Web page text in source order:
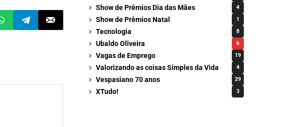
Show de Prêmios Dia das Mães 4
Show de Prêmios Natal 1
Tecnologia 8
Ubaldo Oliveira 6
Vagas de Emprego 19
Valorizando as coisas Simples da Vida 4
Vespasiano 70 anos 29
XTudo! 3